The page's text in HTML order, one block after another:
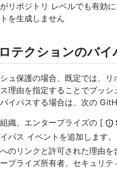
リポジトリ レベルでも有効
を生成しません
テクションのバイ
ュ保護の場合、既定では、
理由を指定することでプッ
イパスする場合は、次の
織、エンタープライズの [
パス イベントを追加します。
のリンクと許可された理由
プライズ所有者、セキュリ